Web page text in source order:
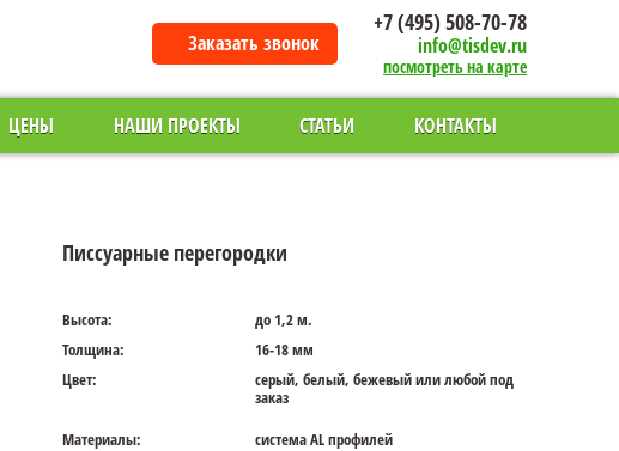
Заказать звонок
+7 (495) 508-70-78
info@tisdev.ru
посмотреть на карте
ЦЕНЫ НАШИ ПРОЕКТЫ СТАТЬИ КОНТАКТЫ
Писсуарные перегородки
Высота:
до 1,2 м.
Толщина:
16-18 мм
Цвет:
серый, белый, бежевый или любой под
заказ
Материалы:
система AL профилей